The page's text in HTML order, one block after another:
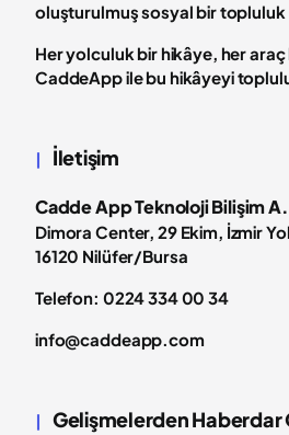
oluşturulmuş sosyal bir
Her yolculuk bir hikâye, her
CaddeApp ile bu hikâyeyi
İletişim
Cadde App Teknoloji Bilişim
Dimora Center, 29 Ekim, İzmir
16120 Nilüfer/Bursa
Telefon: 0224 334 00 34
info@caddeapp.com
Gelişmelerden Haberdar